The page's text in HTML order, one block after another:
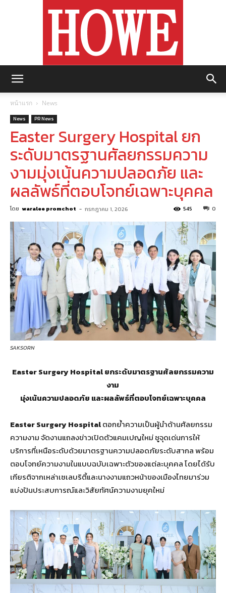
หน้าแรก News
News PR News
Easter Surgery Hospital ยก
ระดับมาตรฐานศัลยกรรมความ
งามมุ่งเน้นความปลอดภัย และ
ผลลัพธ์ที่ตอบโจทย์เฉพาะบุคคล
โดย waralee promchot - กรกฎาคม 1, 2026 0
545
SAKSORN
Easter Surgery Hospital ยกระดับมาตรฐานศัลยกรรมความ
งาม
มุ่งเน้นความปลอดภัย และผลลัพธ์ที่ตอบโจทย์เฉพาะบุคคล
Easter Surgery Hospitalตอกย้ำความเป็นผู้นำด้านศัลยกรรม
ความงาม จัดงานแถลงข่าวเปิดตัวแคมเปญใหม่ ชูจุดเด่นการให้
บริการที่เหนือระดับด้วยมาตรฐานความปลอดภัยระดับสากล พร้อม
ตอบโจทย์ความงามในแบบฉบับเฉพาะตัวของแต่ละบุคคล โดยได้รับ
เกียรติจากเหล่าเซเลบริตี้และนางงามแถวหน้าของเมืองไทยมาร่วม
แบ่งปันประสบการณ์และวิสัยทัศน์ความงามยุคใหม่